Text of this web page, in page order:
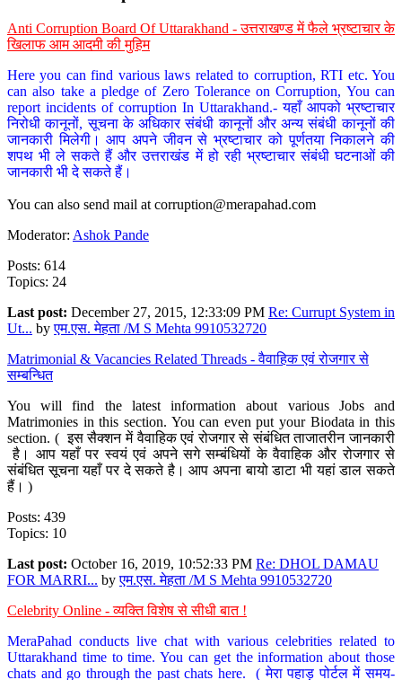
Anti Corruption Board Of Uttarakhand - उत्तराखण्ड में फैले भ्रष्टाचार के
खिलाफ आम आदमी की मुहिम
Here you can find various laws related to corruption, RTI etc. You
can also take a pledge of Zero Tolerance on Corruption, You can
report incidents of corruption In Uttarakhand.- यहाँ आपको भ्रष्टाचार
निरोधी कानूनों, सूचना के अधिकार संबंधी कानूनों और अन्य संबंधी कानूनों की
जानकारी मिलेगी। आप अपने जीवन से भ्रष्टाचार को पूर्णतया निकालने की
शपथ भी ले सकते हैं और उत्तराखंड में हो रही भ्रष्टाचार संबंधी घटनाओं की
जानकारी भी दे सकते हैं।
You can also send mail at corruption@merapahad.com
Moderator: Ashok Pande
Posts: 614
Topics: 24
Last post: December 27, 2015, 12:33:09 PM Re: Currupt System in
Ut... byएम.एस. मेहता /M S Mehta 9910532720
Matrimonial & Vacancies Related Threads - वैवाहिक एवं रोजगार से
सम्बन्धित
You will find the latest information about various Jobs and
Matrimonies in this section. You can even put your Biodata in this
section. ( इस सैक्शन में वैवाहिक एवं रोजगार से संबंधित ताजातरीन जानकारी
है। आप यहाँ पर स्वयं एवं अपने सगे सम्बंधियों के वैवाहिक और रोजगार से
संबंधित सूचना यहाँ पर दे सकते है। आप अपना बायो डाटा भी यहां डाल सकते
हैं। )
Posts: 439
Topics: 10
Last post: October 16, 2019, 10:52:33 PM Re: DHOL DAMAU
FOR MARRI... byएम.एस. मेहता /M S Mehta 9910532720
Celebrity Online - व्यक्ति विशेष से सीधी बात !
MeraPahad conducts live chat with various celebrities related to
Uttarakhand time to time. You can get the information about those
chats and go through the past chats here. ( मेरा पहाड़ पोर्टल में समय-